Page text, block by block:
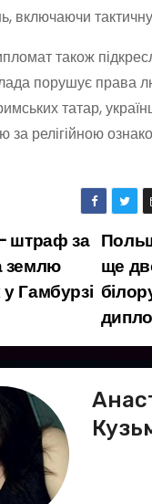
включаючи
також
порушує права
татар,
за релігійною
ще
штраф за
землю
Гамбурзі